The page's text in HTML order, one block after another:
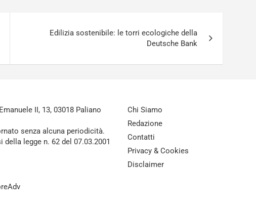
Edilizia sostenibile: le torri ecologiche della
Deutsche Bank
II, 13, 03018 Paliano
senza alcuna periodicità.
legge n. 62 del 07.03.2001
Chi Siamo
Redazione
Contatti
Privacy & Cookies
Disclaimer